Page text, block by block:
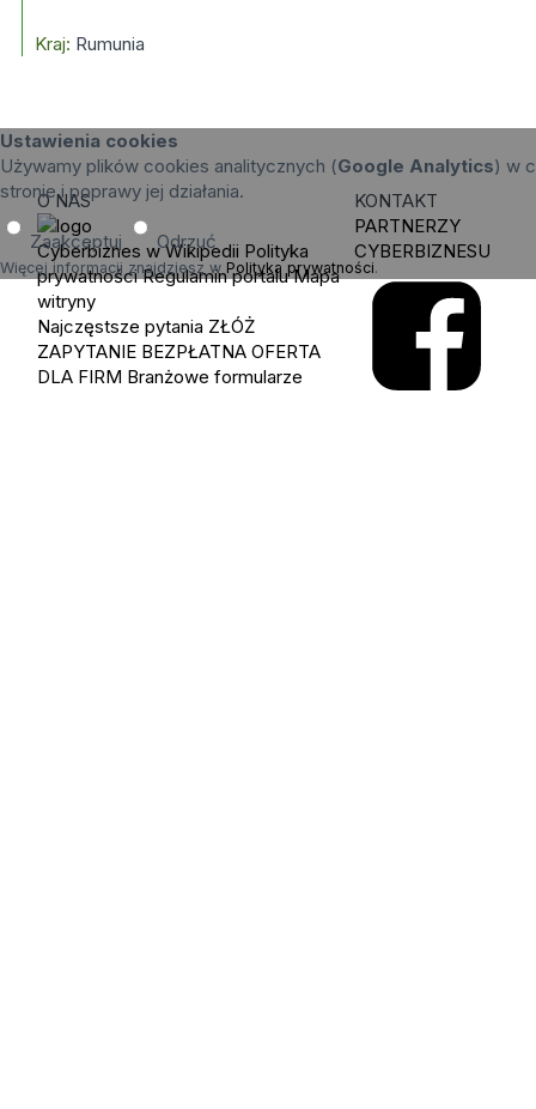
Kraj: Rumunia
Ustawienia cookies
Używamy plików cookies analitycznych (Google Analytics) w
stronie i poprawy jej działania.
Zaakceptuj Odrzuć
Więcej informacji znajdziesz w Polityka prywatności.
O NAS
Cyberbiznes w Wikipedii Polityka
prywatności Regulamin portalu Mapa
witryny
Najczęstsze pytania ZŁÓŻ
ZAPYTANIE BEZPŁATNA OFERTA
DLA FIRM Branżowe formularze
KONTAKT
PARTNERZY
CYBERBIZNESU